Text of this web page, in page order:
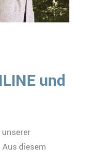
und
diesem